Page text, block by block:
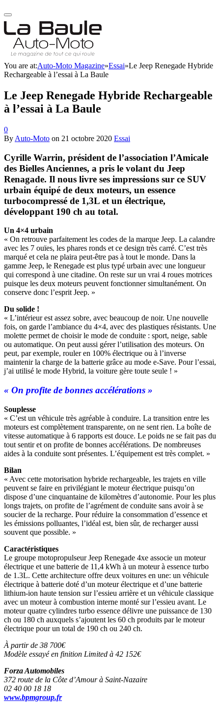
You are at:Auto-Moto Magazine»Essai»Le Jeep Renegade Hybride
Rechargeable à l’essai à La Baule
Le Jeep Renegade Hybride Rechargeable
à l’essai à La Baule
0
By Auto-Moto on 21 octobre 2020 Essai
Cyrille Warrin, président de l’association l’Amicale
des Bielles Anciennes, a pris le volant du Jeep
Renagade. Il nous livre ses impressions sur ce SUV
urbain équipé de deux moteurs, un essence
turbocompressé de 1,3L et un électrique,
développant 190 ch au total.
Un 4×4 urbain
« On retrouve parfaitement les codes de la marque Jeep. La calandre
avec les 7 ouïes, les phares ronds et ce design très carré. C’est très
marqué et cela ne plaira peut-être pas à tout le monde. Dans la
gamme Jeep, le Renegade est plus typé urbain avec une longueur
qui correspond à une citadine. On reste sur un vrai 4 roues motrices
puisque les deux moteurs peuvent fonctionner simultanément. On
conserve donc l’esprit Jeep. »
Du solide !
« L’intérieur est assez sobre, avec beaucoup de noir. Une nouvelle
fois, on garde l’ambiance du 4×4, avec des plastiques résistants. Une
molette permet de choisir le mode de conduite : sport, neige, sable
ou automatique. On peut aussi gérer l’utilisation des moteurs. On
peut, par exemple, rouler en 100% électrique ou à l’inverse
maintenir la charge de la batterie grâce au mode e-Save. Pour l’essai,
j’ai utilisé le mode Hybrid, la voiture gère toute seule ! »
« On profite de bonnes accélérations »
Souplesse
« C’est un véhicule très agréable à conduire. La transition entre les
moteurs est complètement transparente, on ne sent rien. La boîte de
vitesse automatique à 6 rapports est douce. Le poids ne se fait pas du
tout sentir et on profite de bonnes accélérations. De nombreuses
aides à la conduite sont présentes. L’équipement est très complet. »
Bilan
« Avec cette motorisation hybride rechargeable, les trajets en ville
peuvent se faire en privilégiant le moteur électrique puisqu’on
dispose d’une cinquantaine de kilomètres d’autonomie. Pour les plus
longs trajets, on profite de l’agrément de conduite sans avoir à se
soucier de la recharge. Pour réduire la consommation d’essence et
les émissions polluantes, l’idéal est, bien sûr, de recharger aussi
souvent que possible. »
Caractéristiques
Le groupe motopropulseur Jeep Renegade 4xe associe un moteur
électrique et une batterie de 11,4 kWh à un moteur à essence turbo
de 1.3L. Cette architecture offre deux voitures en une: un véhicule
électrique à batterie doté d’un moteur électrique et d’une batterie
lithium-ion haute tension sur l’essieu arrière et un véhicule classique
avec un moteur à combustion interne monté sur l’essieu avant. Le
moteur quatre cylindres turbo essence délivre une puissance de 130
ch ou 180 ch auxquels s’ajoutent les 60 ch produits par le moteur
électrique pour un total de 190 ch ou 240 ch.
À partir de 38 700€
Modèle essayé en finition Limited à 42 152€
Forza Automobiles
372 route de la Côte d’Amour à Saint-Nazaire
02 40 00 18 18
www.bpmgroup.fr